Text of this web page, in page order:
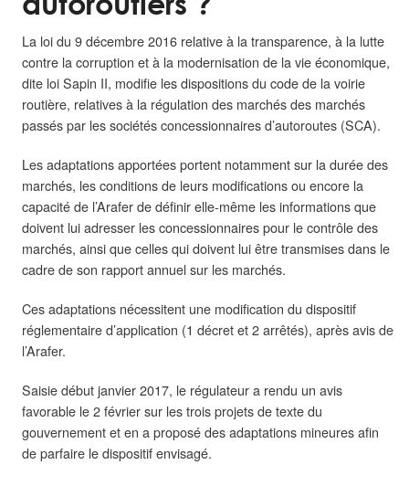
La loi du 9 décembre 2016 relative à la transparence, à la lutte
contre la corruption et à la modernisation de la vie économique,
dite loi Sapin II, modifie les dispositions du code de la voirie
routière, relatives à la régulation des marchés des marchés
passés par les sociétés concessionnaires d’autoroutes (SCA).
Les adaptations apportées portent notamment sur la durée des
marchés, les conditions de leurs modifications ou encore la
capacité de l’Arafer de définir elle-même les informations que
doivent lui adresser les concessionnaires pour le contrôle des
marchés, ainsi que celles qui doivent lui être transmises dans le
cadre de son rapport annuel sur les marchés.
Ces adaptations nécessitent une modification du dispositif
réglementaire d’application (1 décret et 2 arrêtés), après avis de
l’Arafer.
Saisie début janvier 2017, le régulateur a rendu un avis
favorable le 2 février sur les trois projets de texte du
gouvernement et en a proposé des adaptations mineures afin
de parfaire le dispositif envisagé.